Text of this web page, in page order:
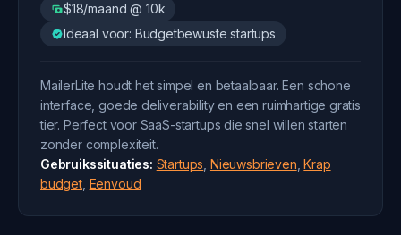
$18/maand @ 10k
Ideaal voor: Budgetbewuste startups
MailerLite houdt het simpel en betaalbaar. Een schone
interface, goede deliverability en een ruimhartige gratis
tier. Perfect voor SaaS-startups die snel willen starten
zonder complexiteit.
Gebruikssituaties: Startups Nieuwsbrieven ,Krap
budget, Eenvoud